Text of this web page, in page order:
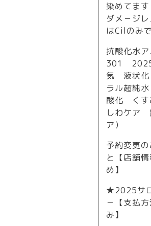
染めてま
ダメ－ジ
はCilのみ
抗酸化水
301 2025
気 液状化
ラル超純
酸化 く
しわケア
ア）
予約変更
と【店舗
め】
★2025サ
－【支払
み】